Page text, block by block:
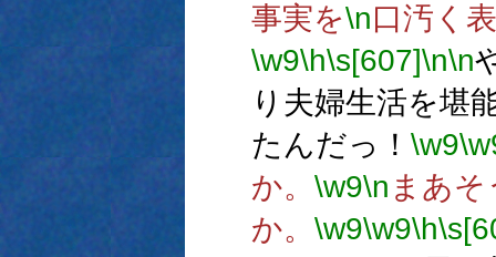
事実を\n口汚く
\w9\h\s[607]\n\n
り夫婦生活を堪
たんだっ！ \w9
か。 \w9\n まあ
か。 \w9\w9\h